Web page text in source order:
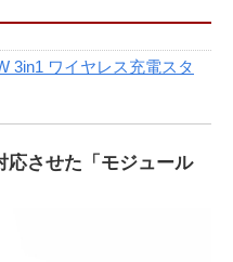
3in1 ワイヤレス充電スタ
応させた「モジュール